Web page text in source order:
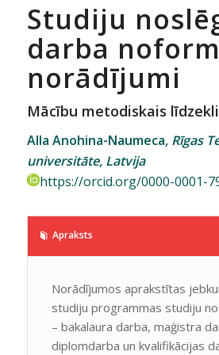
Studiju
darba
norādījumi
Mācību metodiskais
Alla Anohina-Naumeca, Rīgas
universitāte, Latvija
https://orcid.org/0000-0001-
Apraksts
Norādījumos aprakstītas
studiju programmas studiju
– bakalaura darba, maģistra
diplomdarba un kvalifikācijas